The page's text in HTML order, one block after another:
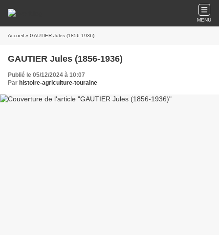
MENU
Accueil » GAUTIER Jules (1856-1936)
GAUTIER Jules (1856-1936)
Publié le 05/12/2024 à 10:07
Par histoire-agriculture-touraine